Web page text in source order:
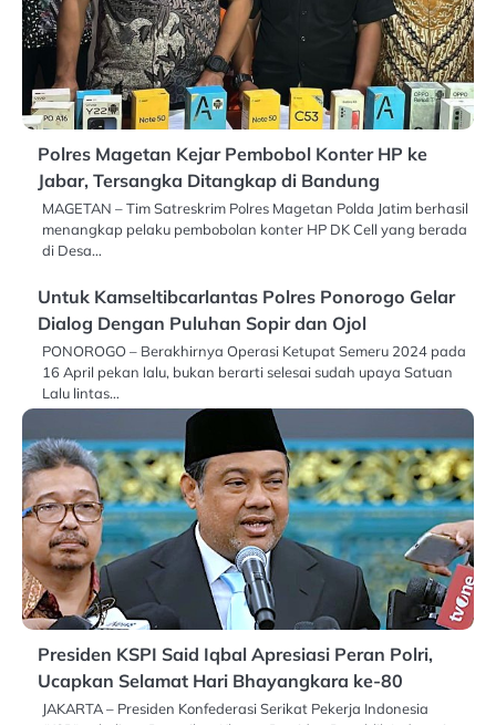
Polres Magetan Kejar Pembobol Konter HP ke
Jabar, Tersangka Ditangkap di Bandung
MAGETAN – Tim Satreskrim Polres Magetan Polda Jatim berhasil
menangkap pelaku pembobolan konter HP DK Cell yang berada
di Desa…
Untuk Kamseltibcarlantas Polres Ponorogo Gelar
Dialog Dengan Puluhan Sopir dan Ojol
PONOROGO – Berakhirnya Operasi Ketupat Semeru 2024 pada
16 April pekan lalu, bukan berarti selesai sudah upaya Satuan
Lalu lintas…
Presiden KSPI Said Iqbal Apresiasi Peran Polri,
Ucapkan Selamat Hari Bhayangkara ke-80
JAKARTA – Presiden Konfederasi Serikat Pekerja Indonesia